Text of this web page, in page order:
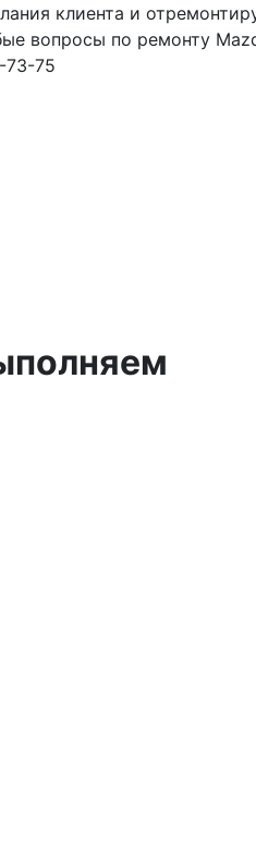
клиента и
вопросы по ремонту
73-75